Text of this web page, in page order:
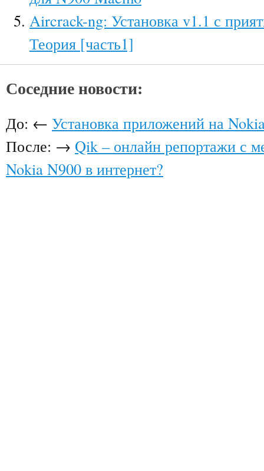
Aircrack-ng: Установка v1.1 с
Теория [часть1]
Соседние новости:
До: ← Установка приложений на
После: → Qik – онлайн репортажи с
Nokia N900 в интернет?